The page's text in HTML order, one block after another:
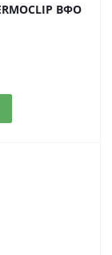
ВФО